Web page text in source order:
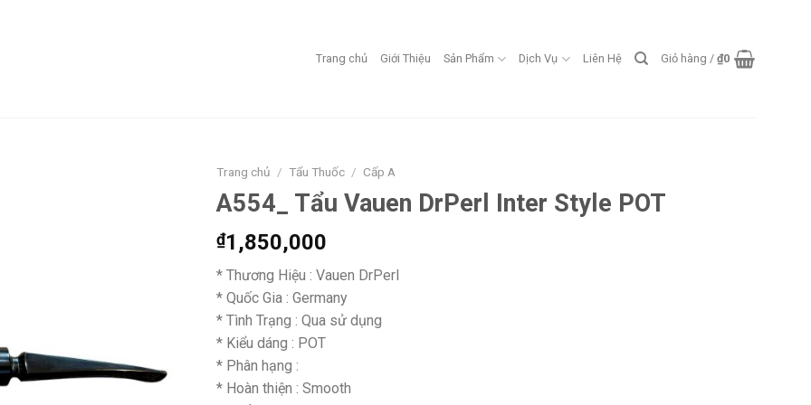
Trang chủ Giới Thiệu Sản Phẩm Dịch Vụ Liên Hệ Giỏ hàng / ₫0
Trang chủ / Tẩu Thuốc / Cấp A
A554_ Tẩu Vauen DrPerl Inter Style POT
₫1,850,000
* Thương Hiệu : Vauen DrPerl
* Quốc Gia : Germany
* Tình Trạng : Qua sử dụng
* Kiểu dáng : POT
* Phân hạng :
* Hoàn thiện : Smooth